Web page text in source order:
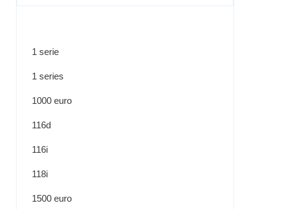
1 serie
1 series
1000 euro
116d
116i
118i
1500 euro